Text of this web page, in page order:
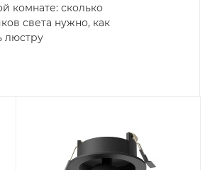
комнате: сколько
света нужно, как
люстру